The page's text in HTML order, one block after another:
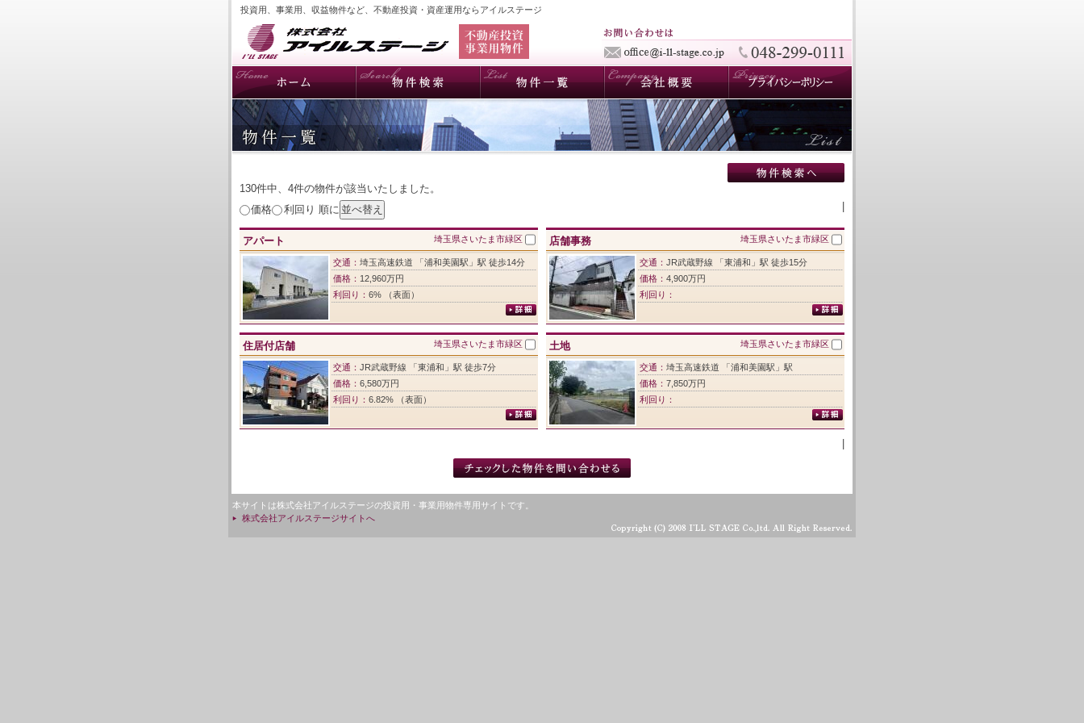
投資用、事業用、収益物件など、不動産投資・資産運用ならアイルステージ
130件中、4件の物件が該当いたしました。
価格
利回り 順に
アパート 埼玉県さいたま市緑区
交通： 埼玉高速鉄道 「浦和美園駅」駅 徒歩14分
価格： 12,960万円
利回り： 6% （表面）
店舗事務 埼玉県さいたま市緑区
交通： JR武蔵野線 「東浦和」駅 徒歩15分
価格： 4,900万円
利回り：
住居付店舗 埼玉県さいたま市緑区
交通： JR武蔵野線 「東浦和」駅 徒歩7分
価格： 6,580万円
利回り： 6.82% （表面）
土地 埼玉県さいたま市緑区
交通： 埼玉高速鉄道 「浦和美園駅」駅
価格： 7,850万円
利回り：
本サイトは株式会社アイルステージの投資用・事業用物件専用サイトです。
株式会社アイルステージサイトへ